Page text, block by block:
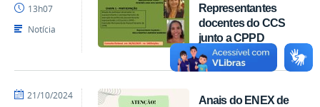
Representantes
docentes do CCS
junto a CPPD
-
CCS
13h07
Notícia
Anais do ENEX de
por
publicado
21/10/2024